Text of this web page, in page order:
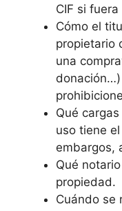
CIF si
Cómo el
propietario
una
Qué
uso tiene
embargos,
Qué
propiedad.
Cuándo se